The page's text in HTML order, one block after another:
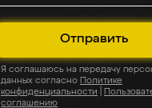
Отправить
Я соглашаюсь на передачу
данных согласно Политике
конфиденциальности
соглашению